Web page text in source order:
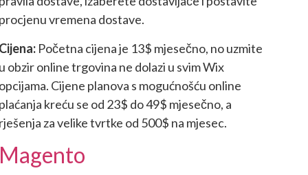
vremena dostave.
Početna cijena je 13$ mjesečno, no uzmite
obzir online trgovina ne dolazi u svim Wix
Cijene planova s mogućnošću online
kreću se od 23$ do 49$ mjesečno, a
za velike tvrtke od 500$ na mjesec.